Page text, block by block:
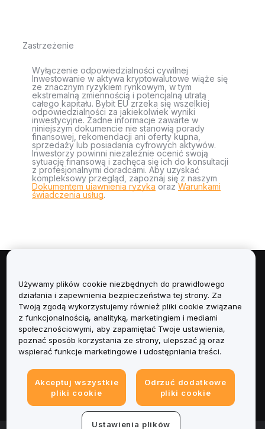
Zastrzeżenie
Wyłączenie odpowiedzialności cywilnej
Inwestowanie w aktywa kryptowalutowe wiąże się
ze znacznym ryzykiem rynkowym, w tym
ekstremalną zmiennością i potencjalną utratą
całego kapitału. Bybit EU zrzeka się wszelkiej
odpowiedzialności za jakiekolwiek wyniki
inwestycyjne. Żadne informacje zawarte w
niniejszym dokumencie nie stanowią porady
finansowej, rekomendacji ani oferty kupna,
sprzedaży lub posiadania cyfrowych aktywów.
Inwestorzy powinni niezależnie ocenić swoją
sytuację finansową i zachęca się ich do konsultacji
z profesjonalnymi doradcami. Aby uzyskać
kompleksowy przegląd, zapoznaj się z naszym
Dokumentem ujawnienia ryzyka orazWarunkami
świadczenia usług.
Informacje
Usługi
Obsługa Klienta
Informacje prawne
Używamy plików cookie niezbędnych do prawidłowego
działania i zapewnienia bezpieczeństwa tej strony. Za
Twoją zgodą wykorzystujemy również pliki cookie związane
z funkcjonalnością, analityką, marketingiem i mediami
społecznościowymi, aby zapamiętać Twoje ustawienia,
poznać sposób korzystania ze strony, ulepszać ją oraz
wspierać funkcje marketingowe i udostępniania treści.
Akceptuj wszystkie
pliki cookie
Odrzuć dodatkowe
pliki cookie
Ustawienia plików